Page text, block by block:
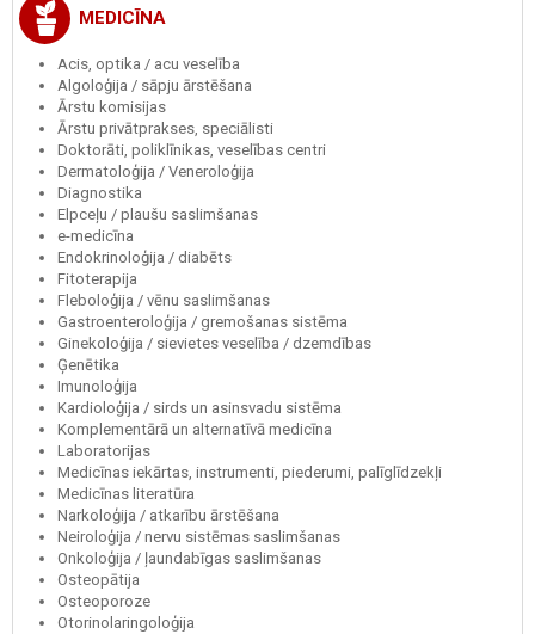
MEDICĪNA
Acis, optika / acu veselība
Algoloģija / sāpju ārstēšana
Ārstu komisijas
Ārstu privātprakses, speciālisti
Doktorāti, poliklīnikas, veselības centri
Dermatoloģija / Veneroloģija
Diagnostika
Elpceļu / plaušu saslimšanas
e-medicīna
Endokrinoloģija / diabēts
Fitoterapija
Fleboloģija / vēnu saslimšanas
Gastroenteroloģija / gremošanas sistēma
Ginekoloģija / sievietes veselība / dzemdības
Ģenētika
Imunoloģija
Kardioloģija / sirds un asinsvadu sistēma
Komplementārā un alternatīvā medicīna
Laboratorijas
Medicīnas iekārtas, instrumenti, piederumi, palīglīdzekļi
Medicīnas literatūra
Narkoloģija / atkarību ārstēšana
Neiroloģija / nervu sistēmas saslimšanas
Onkoloģija / ļaundabīgas saslimšanas
Osteopātija
Osteoporoze
Otorinolaringoloģija